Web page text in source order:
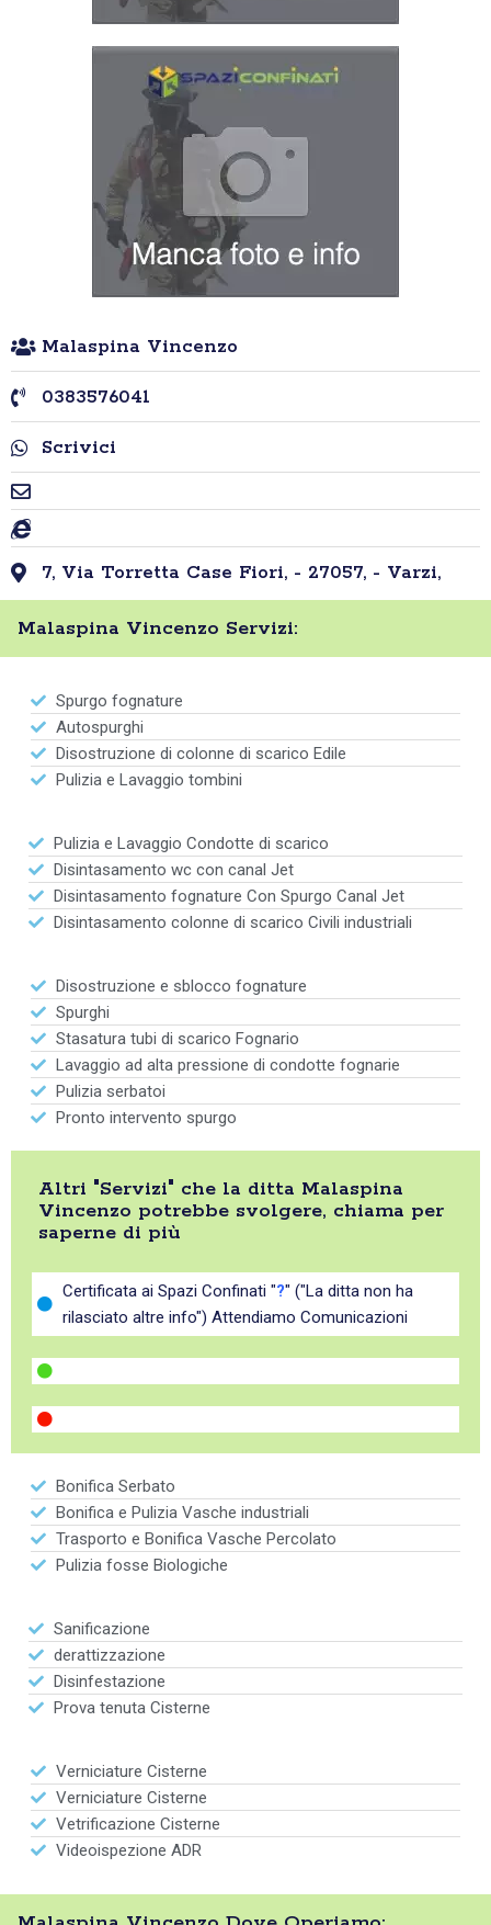
Malaspina Vincenzo
0383576041
Scrivici
7, Via Torretta Case Fiori, - 27057, - Varzi,
Malaspina Vincenzo Servizi:
Spurgo fognature
Autospurghi
Disostruzione di colonne di scarico Edile
Pulizia e Lavaggio tombini
Pulizia e Lavaggio Condotte di scarico
Disintasamento wc con canal Jet
Disintasamento fognature Con Spurgo Canal Jet
Disintasamento colonne di scarico Civili industriali
Disostruzione e sblocco fognature
Spurghi
Stasatura tubi di scarico Fognario
Lavaggio ad alta pressione di condotte fognarie
Pulizia serbatoi
Pronto intervento spurgo
Altri "Servizi" che la ditta Malaspina
Vincenzo potrebbe svolgere, chiama per
saperne di più
Certificata ai Spazi Confinati "?" ("La ditta non ha
rilasciato altre info") Attendiamo Comunicazioni
Bonifica Serbato
Bonifica e Pulizia Vasche industriali
Trasporto e Bonifica Vasche Percolato
Pulizia fosse Biologiche
Sanificazione
derattizzazione
Disinfestazione
Prova tenuta Cisterne
Verniciature Cisterne
Verniciature Cisterne
Vetrificazione Cisterne
Videoispezione ADR